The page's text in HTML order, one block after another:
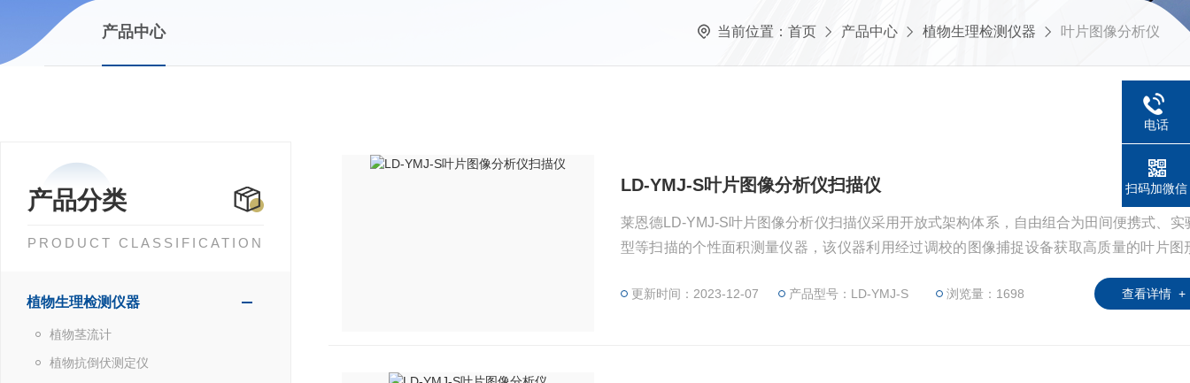
产品中心 当前位置： 首页 产品中心 植物生理检测仪器 叶片图像分析仪
产品分类
PRODUCT CLASSIFICATION
植物生理检测仪器
植物茎流计
植物抗倒伏测定仪
LD-YMJ-S叶片图像分析仪扫描仪
莱恩德LD-YMJ-S叶片图像分析仪扫描仪采用开放式架构体系，自由组合为田间便携式、实
型等扫描的个性面积测量仪器，该仪器利用经过调校的图像捕捉设备获取高质量的叶片图
更新时间：2023-12-07 产品型号：LD-YMJ-S 浏览量：1698 查看详情 +
电话
扫码加微信